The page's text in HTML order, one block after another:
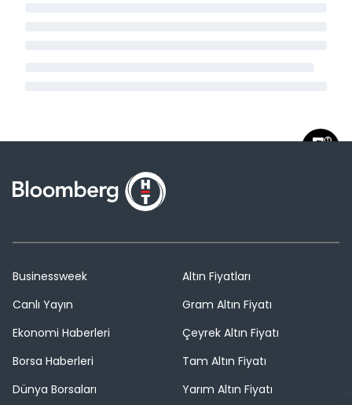
Businessweek
Canlı Yayın
Ekonomi Haberleri
Borsa Haberleri
Dünya Borsaları
Altın Fiyatları
Gram Altın Fiyatı
Çeyrek Altın Fiyatı
Tam Altın Fiyatı
Yarım Altın Fiyatı